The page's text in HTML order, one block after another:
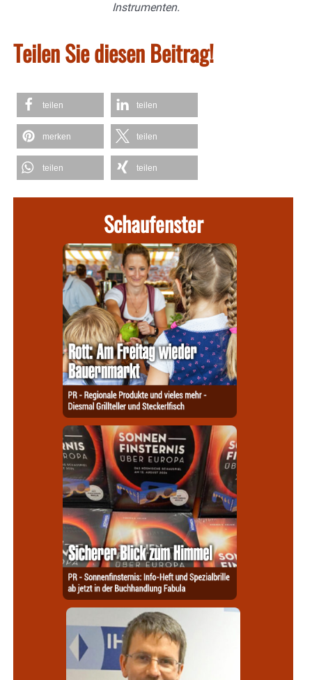
Instrumenten.
Teilen Sie diesen Beitrag!
teilen teilen
merken teilen
teilen teilen
Schaufenster